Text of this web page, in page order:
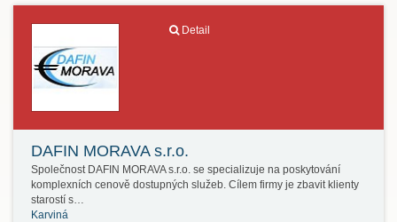
Detail
DAFIN MORAVA s.r.o.
Společnost DAFIN MORAVA s.r.o. se specializuje na poskytování
komplexních cenově dostupných služeb. Cílem firmy je zbavit klienty
starostí s…
Karviná